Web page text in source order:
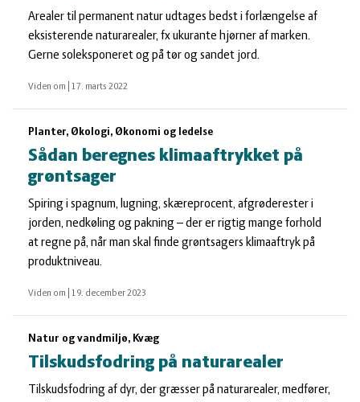
Arealer til permanent natur udtages bedst i forlængelse af
eksisterende naturarealer, fx ukurante hjørner af marken.
Gerne soleksponeret og på tør og sandet jord.
Viden om 17. marts 2022
Planter, Økologi, Økonomi og ledelse
Sådan beregnes klimaaftrykket på
grøntsager
Spiring i spagnum, lugning, skæreprocent, afgrøderester i
jorden, nedkøling og pakning – der er rigtig mange forhold
at regne på, når man skal finde grøntsagers klimaaftryk på
produktniveau.
Viden om 19. december 2023
Natur og vandmiljø, Kvæg
Tilskudsfodring på naturarealer
Tilskudsfodring af dyr, der græsser på naturarealer, medfører,